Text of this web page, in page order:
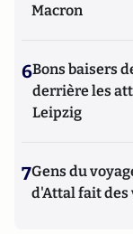
Macron
6Bons baisers
derrière les
Leipzig
7Gens du
d'Attal fait des